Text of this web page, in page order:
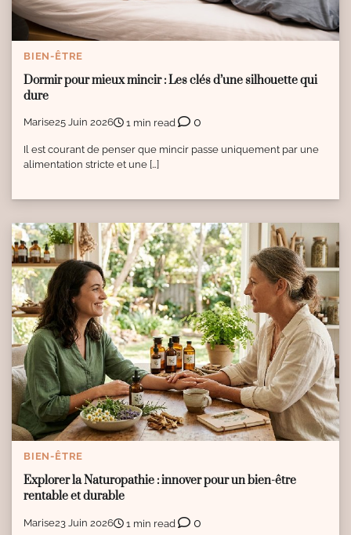
BIEN-ÊTRE
Dormir pour mieux mincir : Les clés d’une silhouette qui
dure
Marise25 Juin 2026 1 min read 0
Il est courant de penser que mincir passe uniquement par une
alimentation stricte et une […]
BIEN-ÊTRE
Explorer la Naturopathie : innover pour un bien-être
rentable et durable
Marise23 Juin 2026 1 min read 0